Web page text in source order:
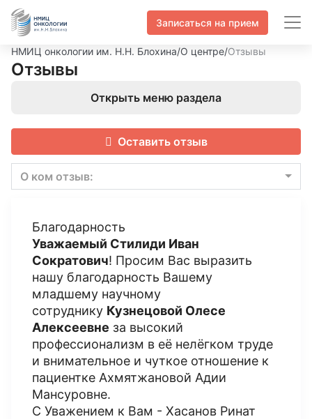
Записаться на прием
НМИЦ онкологии им. Н.Н. Блохина/О центре/Отзывы
Отзывы
Открыть меню раздела
Оставить отзыв
О ком отзыв:
Благодарность
Уважаемый Стилиди Иван
Сократович! Просим Вас выразить
нашу благодарность Вашему
младшему научному
сотруднику Кузнецовой Олесе
Алексеевне за высокий
профессионализм в её нелёгком труде
и внимательное и чуткое отношение к
пациентке Ахмятжановой Адии
Мансуровне.
С Уважением к Вам - Хасанов Ринат